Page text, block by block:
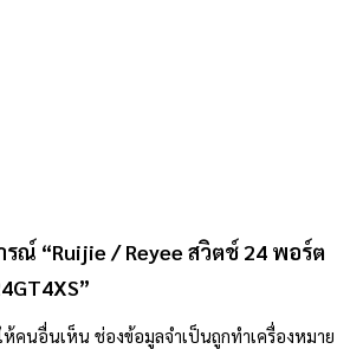
ณ์ “Ruijie / Reyee สวิตช์ 24 พอร์ต
ห้คนอื่นเห็น ช่องข้อมูลจำเป็นถูกทำเครื่องหมาย